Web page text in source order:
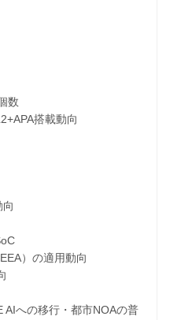
数
搭載動向
）の適用動向
への移行・都市NOAの普